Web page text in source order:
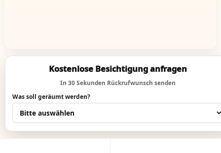
Kostenlose Besichtigung anfragen
In 30 Sekunden Rückrufwunsch senden
Was soll geräumt werden?